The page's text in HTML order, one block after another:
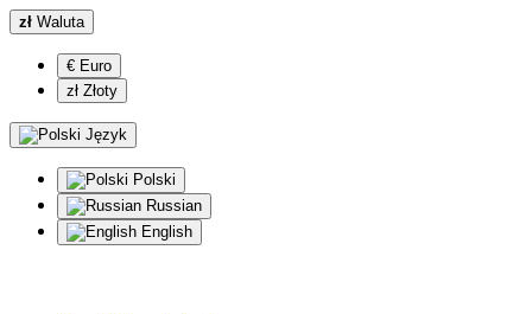
zł Waluta
€ Euro
zł Złoty
Język
Polski
Russian
English